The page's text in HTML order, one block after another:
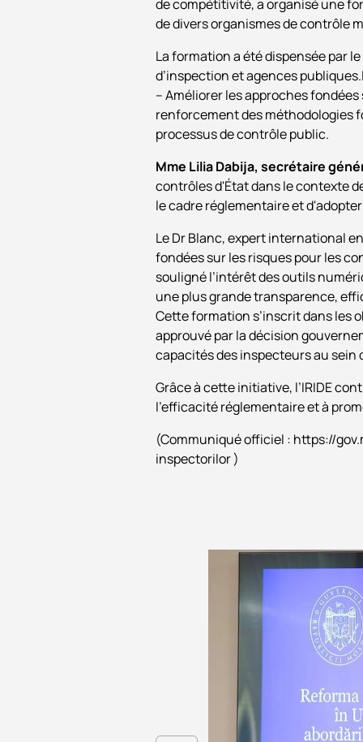
de compétitivité, a organisé une
de divers organismes de contrôle
La formation a été dispensée par le
d’inspection et agences
– Améliorer les approches
renforcement des méthodologies
processus de contrôle public.
Mme Lilia Dabija, secrétaire
contrôles d'État dans le contexte
le cadre réglementaire et
Le Dr Blanc, expert international
fondées sur les risques pour les
souligné l’intérêt des outils
une plus grande transparence,
Cette formation s’inscrit dans les
approuvé par la décision
capacités des inspecteurs au sein
Grâce à cette initiative, l’IRIDE
l’efficacité réglementaire et à
(Communiqué officiel : https://
inspectorilor )